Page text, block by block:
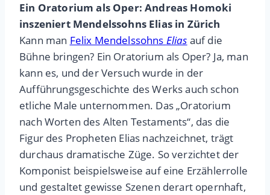
Ein Oratorium als Oper: Andreas Homoki
inszeniert Mendelssohns Elias in Zürich
Kann man Felix Mendelssohns Elias auf die
Bühne bringen? Ein Oratorium als Oper? Ja, man
kann es, und der Versuch wurde in der
Aufführungsgeschichte des Werks auch schon
etliche Male unternommen. Das „Oratorium
nach Worten des Alten Testaments“, das die
Figur des Propheten Elias nachzeichnet, trägt
durchaus dramatische Züge. So verzichtet der
Komponist beispielsweise auf eine Erzählerrolle
und gestaltet gewisse Szenen derart opernhaft,